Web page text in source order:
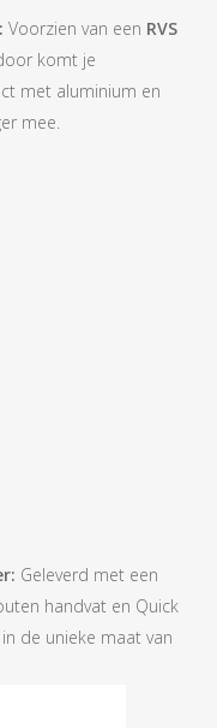
Voorzien van een RVS
komt je
met aluminium en
mee.
Geleverd met een
handvat en Quick
de unieke maat van